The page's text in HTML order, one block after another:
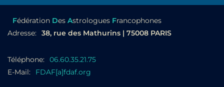
Fédération Des Astrologues Francophones
Adresse:
38, rue des Mathurins | 75008 PARIS
Téléphone:
06.60.35.21.75
E-Mail:
FDAF[a]fdaf.org